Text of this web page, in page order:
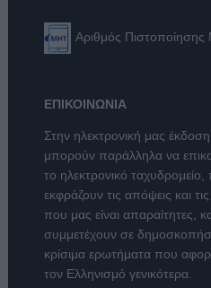
Αριθμός
ΕΠΙΚΟΙΝΩΝΙΑ
Στην ηλεκτρονική μας
μπορούν παράλληλα να
το ηλεκτρονικό
εκφράζουν τις απόψεις και
που μας είναι απαραίτητες,
συμμετέχουν σε
κρίσιμα ερωτήματα που
τον Ελληνισμό γενικότερα.